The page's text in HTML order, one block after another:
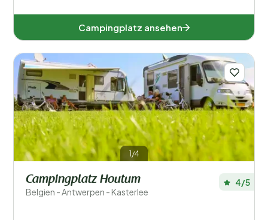
Campingplatz ansehen
1/4
Campingplatz Houtum
Belgien - Antwerpen - Kasterlee
4/5